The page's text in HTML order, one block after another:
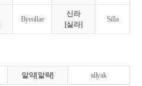
Byeollae
신라
[실라]
Silla
알약[알략] allyak